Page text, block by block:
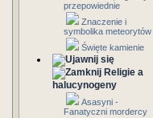
przepowiednie
Znaczenie i
symbolika meteorytów
Święte kamienie
Religie a
halucynogeny
Asasyni -
Fanatyczni mordercy